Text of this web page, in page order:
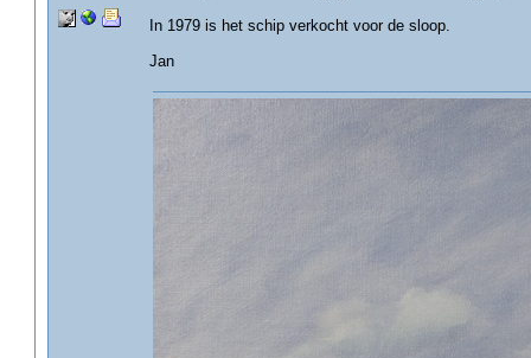
In 1979 is het schip verkocht voor de sloop.
Jan